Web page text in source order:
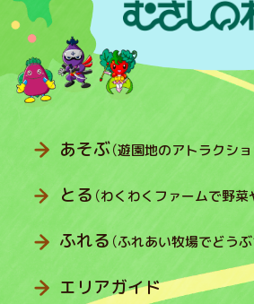
あそぶ（遊園地のアトラクショ
とる （わくわくファームで野菜
ふれる （ふれあい牧場でどうぶ
エリアガイド